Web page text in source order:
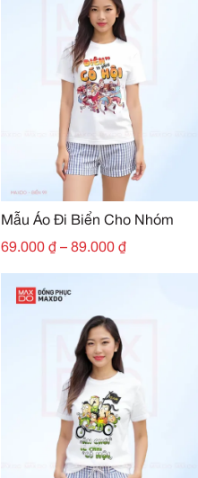
Mẫu Áo Đi Biển Cho Nhóm
69.000 ₫ – 89.000 ₫